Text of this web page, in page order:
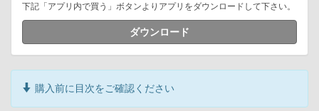
下記「アプリ内で買う」ボタンよりアプリをダウンロードして下さい。
ダウンロード
購入前に目次をご確認ください